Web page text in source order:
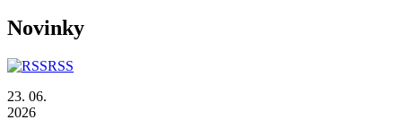
Novinky
RSS
23. 06.
2026